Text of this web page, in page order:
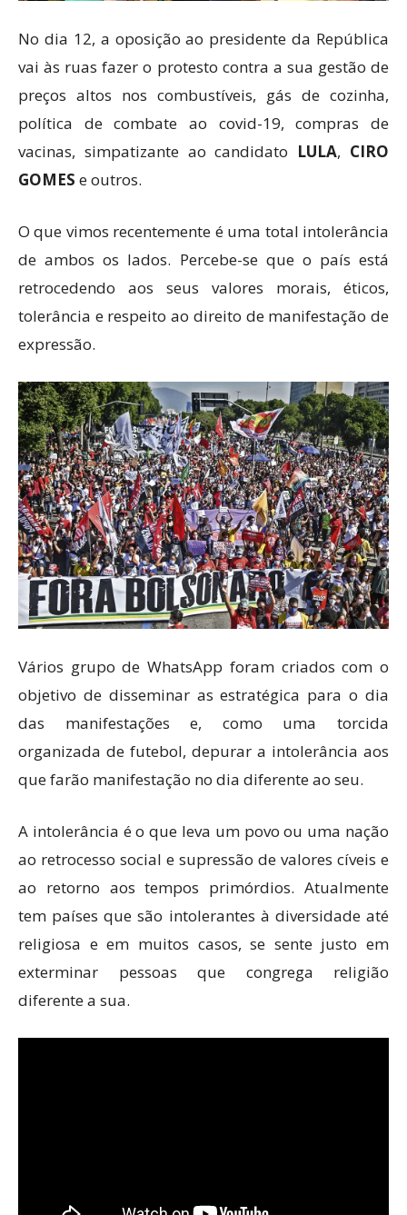
No dia 12, a oposição ao presidente da República
vai às ruas fazer o protesto contra a sua gestão de
preços altos nos combustíveis, gás de cozinha,
política de combate ao covid-19, compras de
vacinas, simpatizante ao candidato LULA, CIRO
GOMES e outros.
O que vimos recentemente é uma total intolerância
de ambos os lados. Percebe-se que o país está
retrocedendo aos seus valores morais, éticos,
tolerância e respeito ao direito de manifestação de
expressão.
Vários grupo de WhatsApp foram criados com o
objetivo de disseminar as estratégica para o dia
das manifestações e, como uma torcida
organizada de futebol, depurar a intolerância aos
que farão manifestação no dia diferente ao seu.
A intolerância é o que leva um povo ou uma nação
ao retrocesso social e supressão de valores cíveis e
ao retorno aos tempos primórdios. Atualmente
tem países que são intolerantes à diversidade até
religiosa e em muitos casos, se sente justo em
exterminar pessoas que congrega religião
diferente a sua.